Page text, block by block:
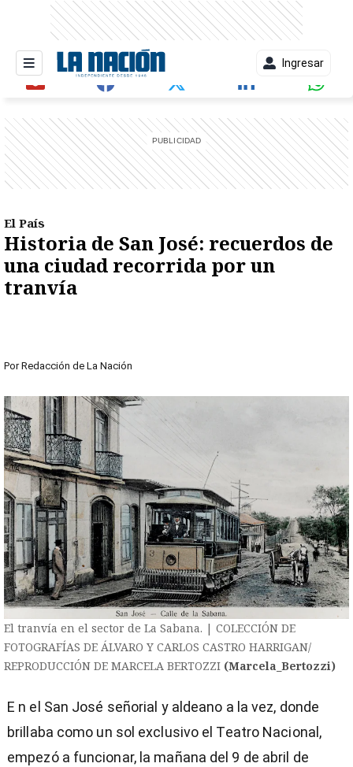
Ingresar
El País
Historia de San José: recuerdos de
una ciudad recorrida por un
tranvía
Por Redacción de La Nación
El tranvía en el sector de La Sabana. | COLECCIÓN DE
FOTOGRAFÍAS DE ÁLVARO Y CARLOS CASTRO HARRIGAN/
REPRODUCCIÓN DE MARCELA BERTOZZI (Marcela_Bertozzi)
E n el San José señorial y aldeano a la vez, donde
brillaba como un sol exclusivo el Teatro Nacional,
empezó a funcionar, la mañana del 9 de abril de